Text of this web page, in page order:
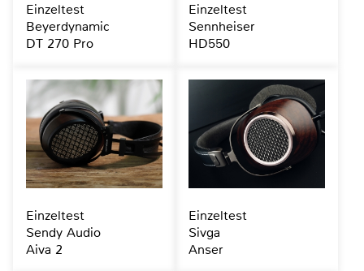
Einzeltest
Beyerdynamic
DT 270 Pro
Einzeltest
Sennheiser
HD550
Einzeltest
Sendy Audio
Aiva 2
Einzeltest
Sivga
Anser